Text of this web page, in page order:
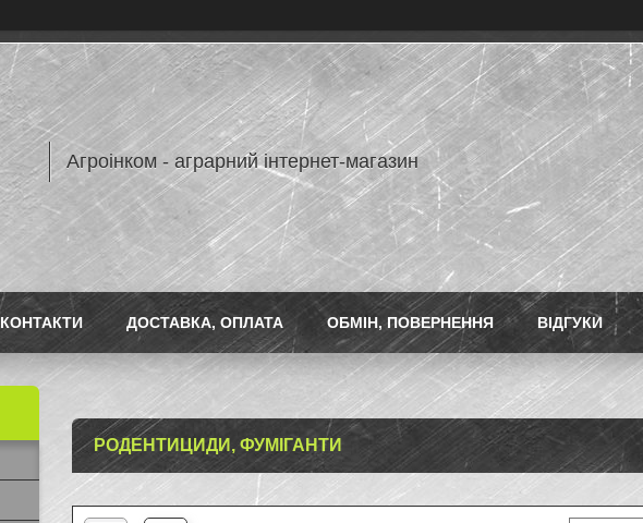
Агроінком - аграрний інтернет-магазин
КОНТАКТИ ДОСТАВКА, ОПЛАТА ОБМІН, ПОВЕРНЕННЯ ВІДГУКИ
РОДЕНТИЦИДИ, ФУМІГАНТИ